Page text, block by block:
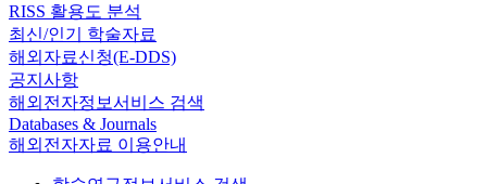
RISS 활용도 분석
최신/인기 학술자료
해외자료신청(E-DDS)
공지사항
해외전자정보서비스 검색
Databases & Journals
해외전자자료 이용안내